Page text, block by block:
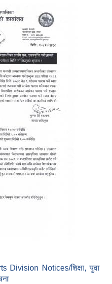
Division Notices/शिक्षा, युवा